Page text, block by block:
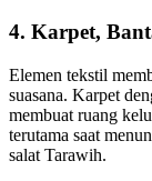
4. Karpet,
Elemen tekstil
suasana. Karpet
membuat ruang
terutama saat
salat Tarawih.